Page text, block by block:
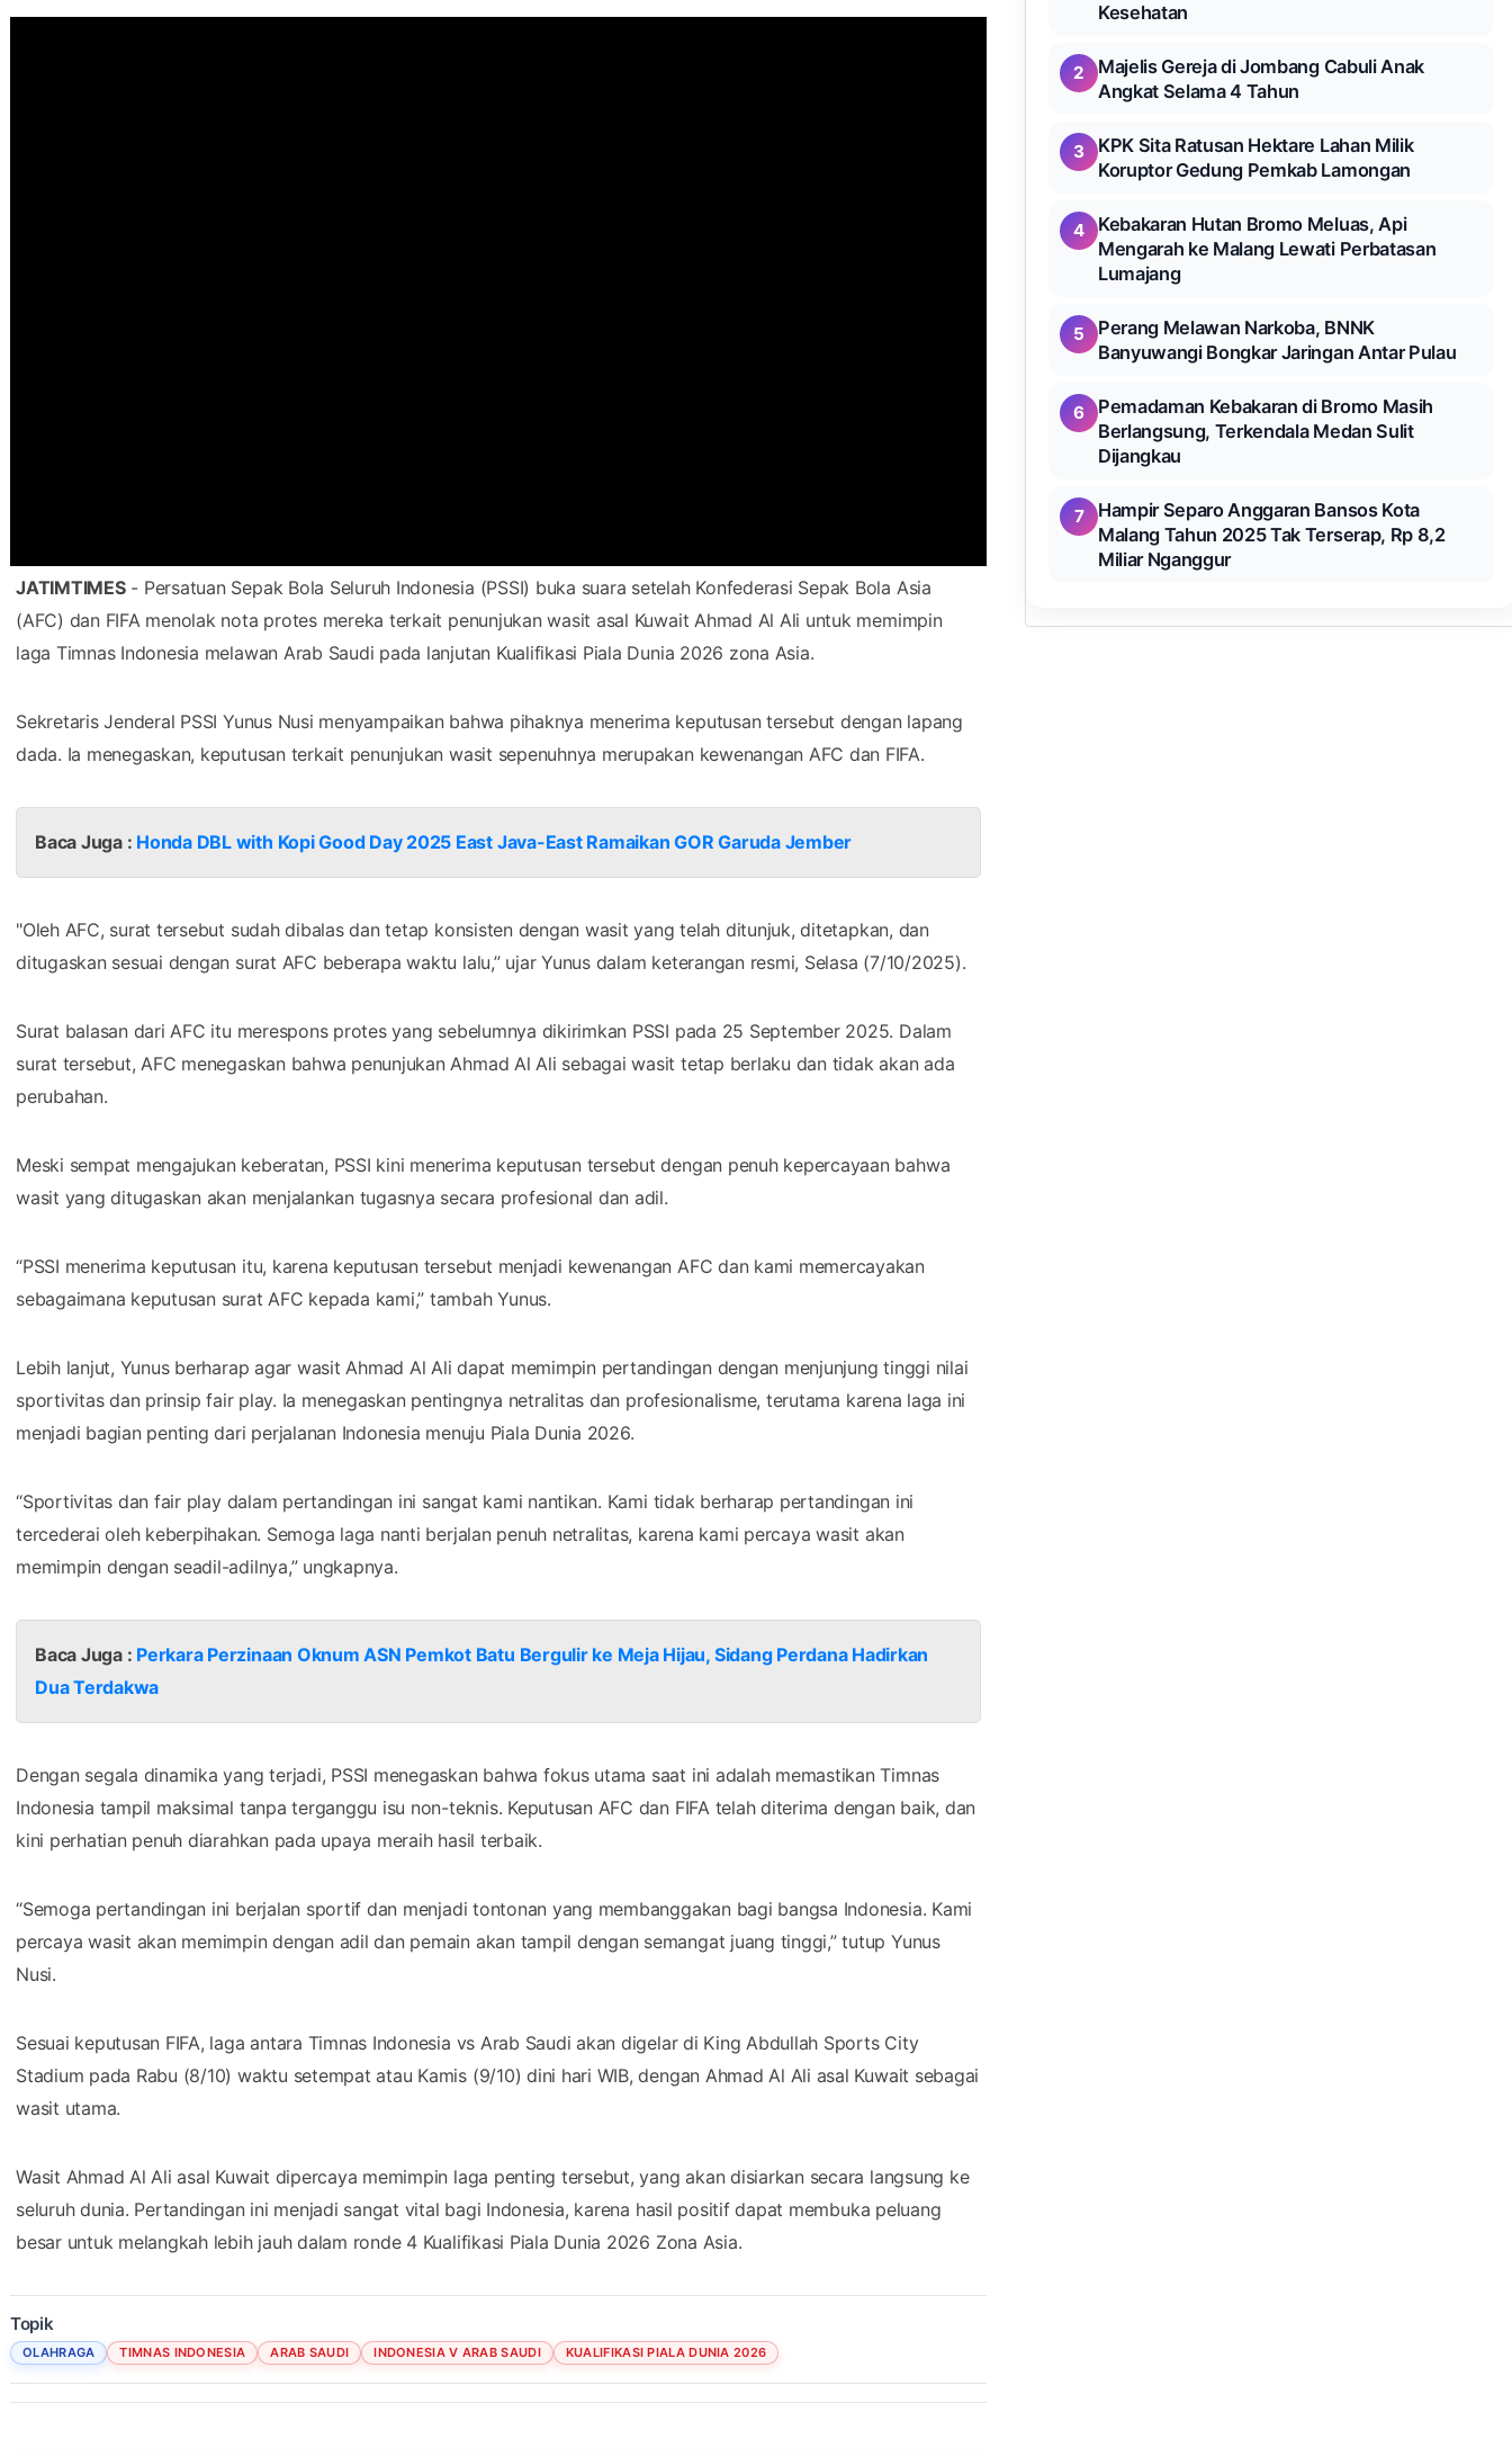
JATIMTIMES- Persatuan Sepak Bola Seluruh Indonesia (PSSI) buka suara setelah Konfederasi Sepak Bola Asia
(AFC) dan FIFA menolak nota protes mereka terkait penunjukan wasit asal Kuwait Ahmad Al Ali untuk memimpin
laga Timnas Indonesia melawan Arab Saudi pada lanjutan Kualifikasi Piala Dunia 2026 zona Asia.
Sekretaris Jenderal PSSI Yunus Nusi menyampaikan bahwa pihaknya menerima keputusan tersebut dengan lapang
dada. Ia menegaskan, keputusan terkait penunjukan wasit sepenuhnya merupakan kewenangan AFC dan FIFA.
Baca Juga : Honda DBL with Kopi Good Day 2025 East Java-East Ramaikan GOR Garuda Jember
"Oleh AFC, surat tersebut sudah dibalas dan tetap konsisten dengan wasit yang telah ditunjuk, ditetapkan, dan
ditugaskan sesuai dengan surat AFC beberapa waktu lalu,” ujar Yunus dalam keterangan resmi, Selasa (7/10/2025).
Surat balasan dari AFC itu merespons protes yang sebelumnya dikirimkan PSSI pada 25 September 2025. Dalam
surat tersebut, AFC menegaskan bahwa penunjukan Ahmad Al Ali sebagai wasit tetap berlaku dan tidak akan ada
perubahan.
Meski sempat mengajukan keberatan, PSSI kini menerima keputusan tersebut dengan penuh kepercayaan bahwa
wasit yang ditugaskan akan menjalankan tugasnya secara profesional dan adil.
“PSSI menerima keputusan itu, karena keputusan tersebut menjadi kewenangan AFC dan kami memercayakan
sebagaimana keputusan surat AFC kepada kami,” tambah Yunus.
Lebih lanjut, Yunus berharap agar wasit Ahmad Al Ali dapat memimpin pertandingan dengan menjunjung tinggi nilai
sportivitas dan prinsip fair play. Ia menegaskan pentingnya netralitas dan profesionalisme, terutama karena laga ini
menjadi bagian penting dari perjalanan Indonesia menuju Piala Dunia 2026.
“Sportivitas dan fair play dalam pertandingan ini sangat kami nantikan. Kami tidak berharap pertandingan ini
tercederai oleh keberpihakan. Semoga laga nanti berjalan penuh netralitas, karena kami percaya wasit akan
memimpin dengan seadil-adilnya,” ungkapnya.
Baca Juga : Perkara Perzinaan Oknum ASN Pemkot Batu Bergulir ke Meja Hijau, Sidang Perdana Hadirkan
Dua Terdakwa
Dengan segala dinamika yang terjadi, PSSI menegaskan bahwa fokus utama saat ini adalah memastikan Timnas
Indonesia tampil maksimal tanpa terganggu isu non-teknis. Keputusan AFC dan FIFA telah diterima dengan baik, dan
kini perhatian penuh diarahkan pada upaya meraih hasil terbaik.
“Semoga pertandingan ini berjalan sportif dan menjadi tontonan yang membanggakan bagi bangsa Indonesia. Kami
percaya wasit akan memimpin dengan adil dan pemain akan tampil dengan semangat juang tinggi,” tutup Yunus
Nusi.
Sesuai keputusan FIFA, laga antara Timnas Indonesia vs Arab Saudi akan digelar di King Abdullah Sports City
Stadium pada Rabu (8/10) waktu setempat atau Kamis (9/10) dini hari WIB, dengan Ahmad Al Ali asal Kuwait sebagai
wasit utama.
Wasit Ahmad Al Ali asal Kuwait dipercaya memimpin laga penting tersebut, yang akan disiarkan secara langsung ke
seluruh dunia. Pertandingan ini menjadi sangat vital bagi Indonesia, karena hasil positif dapat membuka peluang
besar untuk melangkah lebih jauh dalam ronde 4 Kualifikasi Piala Dunia 2026 Zona Asia.
Topik
OLAHRAGA TIMNAS INDONESIA ARAB SAUDI INDONESIA V ARAB SAUDI KUALIFIKASI PIALA DUNIA 2026
Kesehatan
2
Majelis Gereja di Jombang Cabuli Anak
Angkat Selama 4 Tahun
3
KPK Sita Ratusan Hektare Lahan Milik
Koruptor Gedung Pemkab Lamongan
4
Kebakaran Hutan Bromo Meluas, Api
Mengarah ke Malang Lewati Perbatasan
Lumajang
5
Perang Melawan Narkoba, BNNK
Banyuwangi Bongkar Jaringan Antar Pulau
6
Pemadaman Kebakaran di Bromo Masih
Berlangsung, Terkendala Medan Sulit
Dijangkau
7
Hampir Separo Anggaran Bansos Kota
Malang Tahun 2025 Tak Terserap, Rp 8,2
Miliar Nganggur